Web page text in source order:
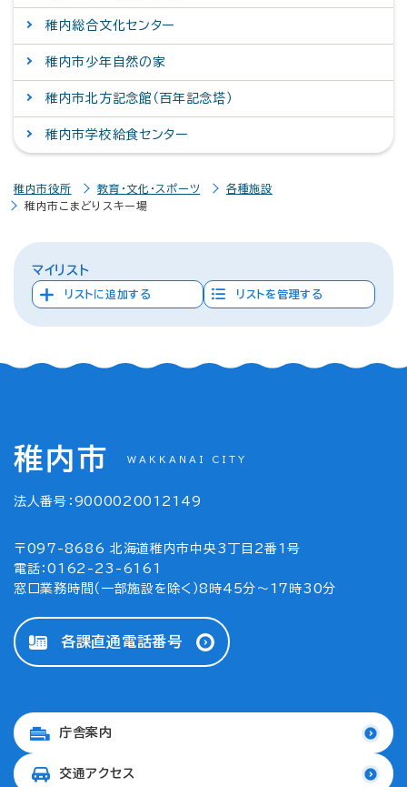
稚内総合文化センター
稚内市少年自然の家
稚内市北方記念館（百年記念塔）
稚内市学校給食センター
稚内市役所 教育・文化・スポーツ
各種施設
稚内市こまどりスキー場
マイリスト
リストに追加する リストを管理する
稚内市 WAKKANAI CITY
法人番号：9000020012149
〒097-8686 北海道稚内市中央3丁目2番1号
電話：0162-23-6161
窓口業務時間（一部施設を除く）8時45分～17時30分
各課直通電話番号
庁舎案内
交通アクセス